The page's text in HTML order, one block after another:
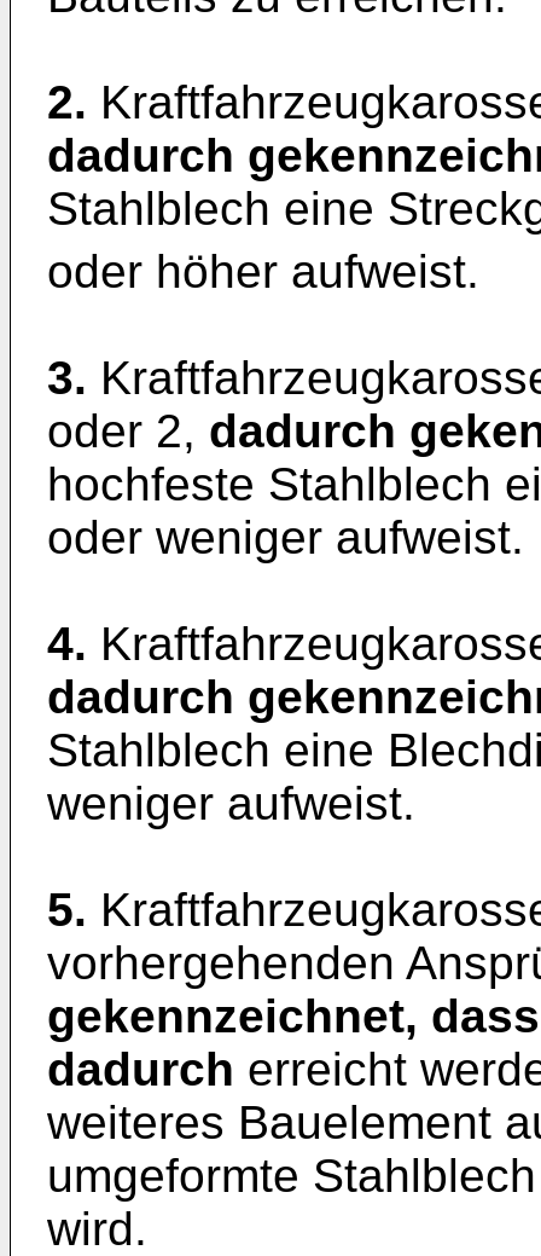
2.
dadurch
Stahlblech eine
oder höher aufweist.
3.
oder 2, dadurch
hochfeste Stahlblech
oder weniger aufweist.
4.
dadurch
Stahlblech eine
weniger aufweist.
5.
vorhergehenden
gekennzeichnet, dass
dadurch erreicht
weiteres Bauelement
umgeformte
wird.